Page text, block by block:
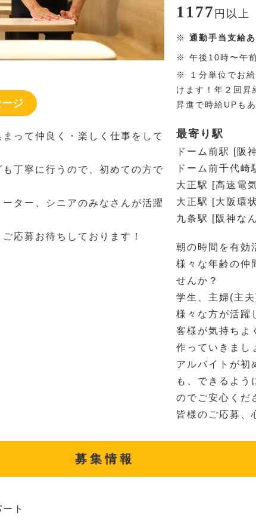
ジ
って仲良く・楽しく仕事をして
丁寧に行うので、初めての方で
ター、シニアのみなさんが活躍
応募お待ちしております！
1177 円 以上
※ 通勤手当支給あ
※ 午後10時〜午
※
１分単位でお
けます！年２回昇
昇進で時給UPもあ
最寄り駅
ドーム前駅 [阪
ドーム前千代
大正駅 [高速電
大正駅 [大阪環
九条駅 [阪神な
朝の時間を有効
様々な年齢の仲
せんか？
学生、主婦(主
様々な方が活躍
客様が気持ちよ
作っていきまし
アルバイトが初
も、できるよう
のでご安心くだ
皆様のご応募、
募集情報
ト